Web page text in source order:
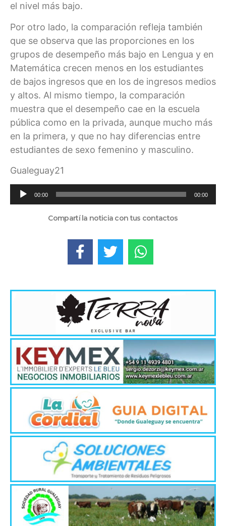
el nivel más bajo.
Por otro lado, la comparación refleja también
que se observa que las proporciones en los
grupos de desempeño más bajo en Lengua y en
Matemática crecen menos en los estudiantes
de bajos ingresos que en los de ingresos medios
y altos. Al mismo tiempo, la comparación
muestra que el desempeño cae en la escuela
pública como en la privada, aunque mucho más
en la primera, y que no hay diferencias entre
estudiantes de sexo femenino y masculino.
Gualeguay21
Reproductor
de
00:00 00:00
Compartí la noticia con tus contactos